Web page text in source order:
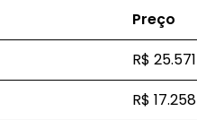
Preço
R$ 25.571
R$ 17.258